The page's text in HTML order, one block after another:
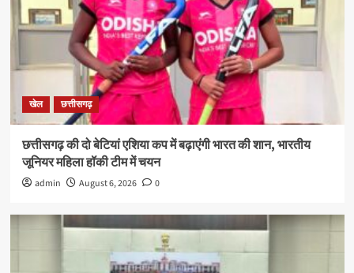
खेल छत्तीसगढ़
छत्तीसगढ़ की दो बेटियां एशिया कप में बढ़ाएंगी भारत की शान, भारतीय
जूनियर महिला हॉकी टीम में चयन
admin August 6, 2026 0